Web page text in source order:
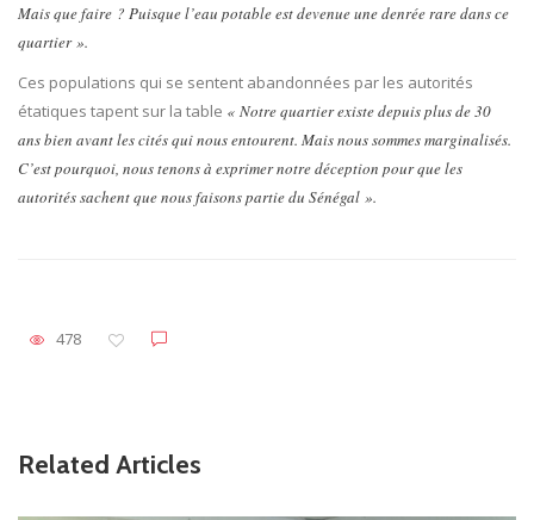
Mais que faire ? Puisque l’eau potable est devenue une denrée rare dans ce
quartier ».
Ces populations qui se sentent abandonnées par les autorités
étatiques tapent sur la table « Notre quartier existe depuis plus de 30
ans bien avant les cités qui nous entourent. Mais nous sommes marginalisés.
C’est pourquoi, nous tenons à exprimer notre déception pour que les
autorités sachent que nous faisons partie du Sénégal ».
478
Related Articles